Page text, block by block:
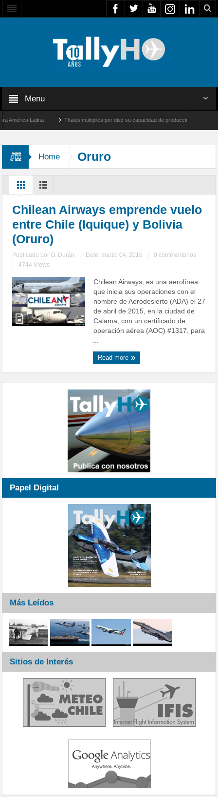
Menu
Latina Thales multiplica por diez su capacidad de producción de radares en
Home Oruro
Chilean Airways emprende vuelo
entre Chile (Iquique) y Bolivia
(Oruro)
Publicado porO. Durán Date: marzo 04, 2016
0 commentarios
4744 Views
Chilean Airways, es una aerolínea
que inicia sus operaciones con el
nombre de Aerodesierto (ADA) el 27
de abril de 2015, en la ciudad de
Calama, con un certificado de
operación aérea (AOC) #1317, para
...
Read more
Papel Digital
Más Leídos
Sitios de Interés